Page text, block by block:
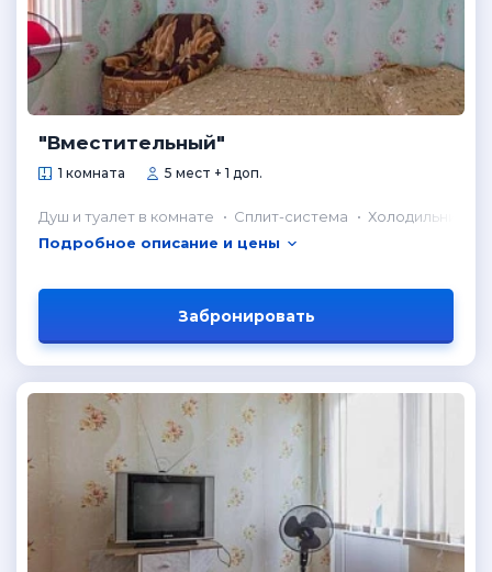
"Вместительный"
1 комната 5 мест + 1 доп.
Душ и туалет в комнате Сплит-система
Холодильник в
Подробное описание и цены
Забронировать